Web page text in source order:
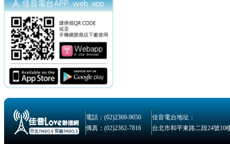
電話：(02)2369-9050
佳音電台地址：
傳真：(02)2362-7816
台北市和平東路二段24號10